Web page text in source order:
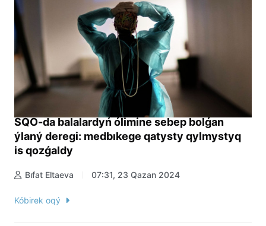
SQO-da balalardyń ólimine sebep bolǵan
ýlaný deregi: medbıkege qatysty qylmystyq
is qozǵaldy
Bıfat Eltaeva 07:31, 23 Qazan 2024
Kóbirek oqý